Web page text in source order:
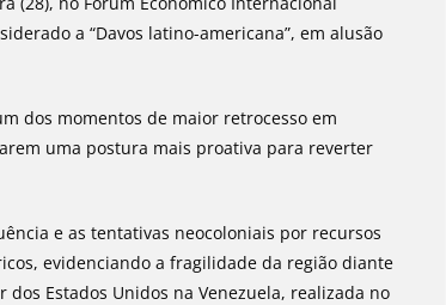
a “Davos latino-americana”, em alusão
dos momentos de maior retrocesso em
uma postura mais proativa para reverter
e as tentativas neocoloniais por recursos
evidenciando a fragilidade da região diante
Estados Unidos na Venezuela, realizada no